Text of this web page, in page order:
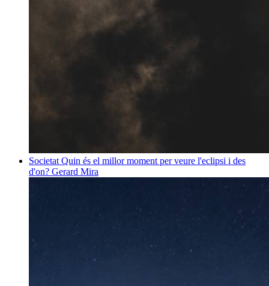
Societat Quin és el millor moment per veure l'eclipsi i des
d'on? Gerard Mira